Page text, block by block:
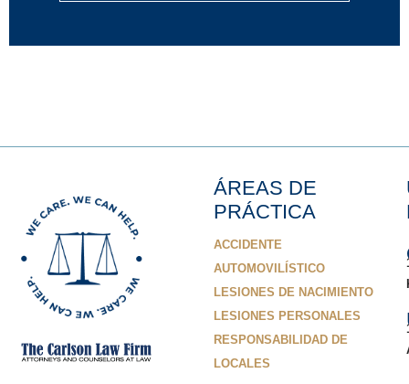
ÁREAS DE
PRÁCTICA
ACCIDENTE
AUTOMOVILÍSTICO
LESIONES DE NACIMIENTO
LESIONES PERSONALES
RESPONSABILIDAD DE
LOCALES